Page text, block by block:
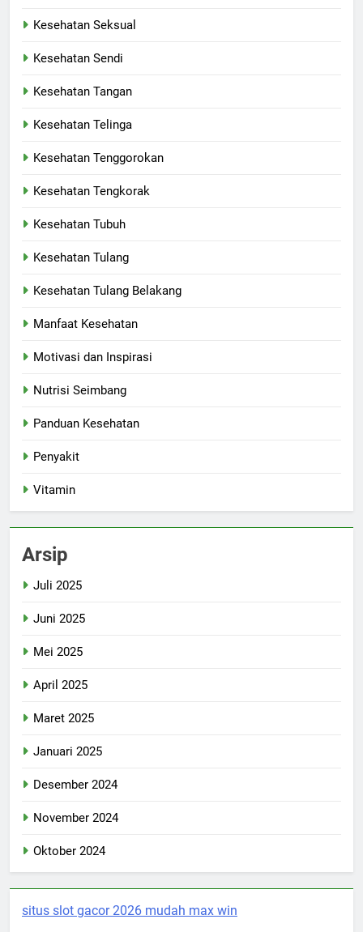
Kesehatan Seksual
Kesehatan Sendi
Kesehatan Tangan
Kesehatan Telinga
Kesehatan Tenggorokan
Kesehatan Tengkorak
Kesehatan Tubuh
Kesehatan Tulang
Kesehatan Tulang Belakang
Manfaat Kesehatan
Motivasi dan Inspirasi
Nutrisi Seimbang
Panduan Kesehatan
Penyakit
Vitamin
Arsip
Juli 2025
Juni 2025
Mei 2025
April 2025
Maret 2025
Januari 2025
Desember 2024
November 2024
Oktober 2024
situs slot gacor 2026 mudah max win